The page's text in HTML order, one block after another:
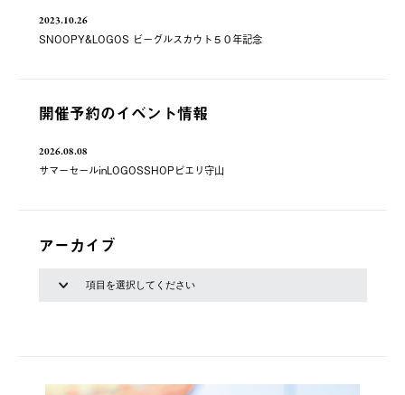
2023.10.26
SNOOPY&LOGOS ビーグルスカウト５０年記念
開催予約のイベント情報
2026.08.08
サマーセールinLOGOSSHOPピエリ守山
アーカイブ